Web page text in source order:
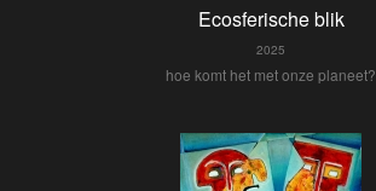
Ecosferische blik
2025
hoe komt het met onze planeet?